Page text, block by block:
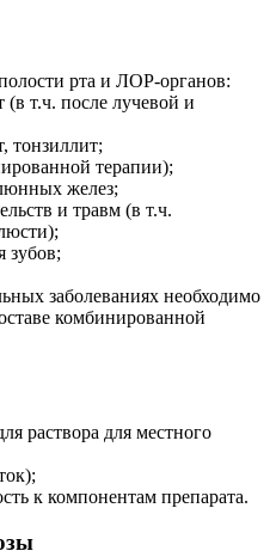
рта и ЛОР-органов:
т.ч. после лучевой и
тонзиллит;
терапии);
желез;
и травм (в т.ч.
зубов;
заболеваниях необходимо
комбинированной
раствора для местного
к компонентам препарата.